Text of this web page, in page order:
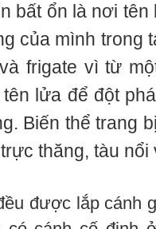
bất ổn là nơi
của mình trong
frigate vì từ
lửa để đột
Biến thể trang
thăng, tàu
được lắp cánh